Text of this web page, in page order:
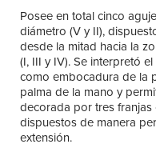
Posee en total cinco
diámetro (V y II),
desde la mitad hacia la
(I, III y IV). Se interpretó
como embocadura de la
palma de la mano y
decorada por tres
dispuestos de manera
extensión.